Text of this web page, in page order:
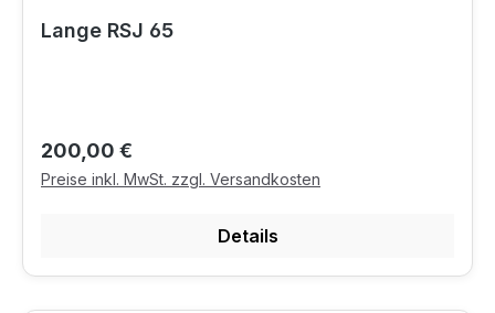
Lange RSJ 65
Regulärer Preis:
200,00 €
Preise inkl. MwSt. zzgl. Versandkosten
Details